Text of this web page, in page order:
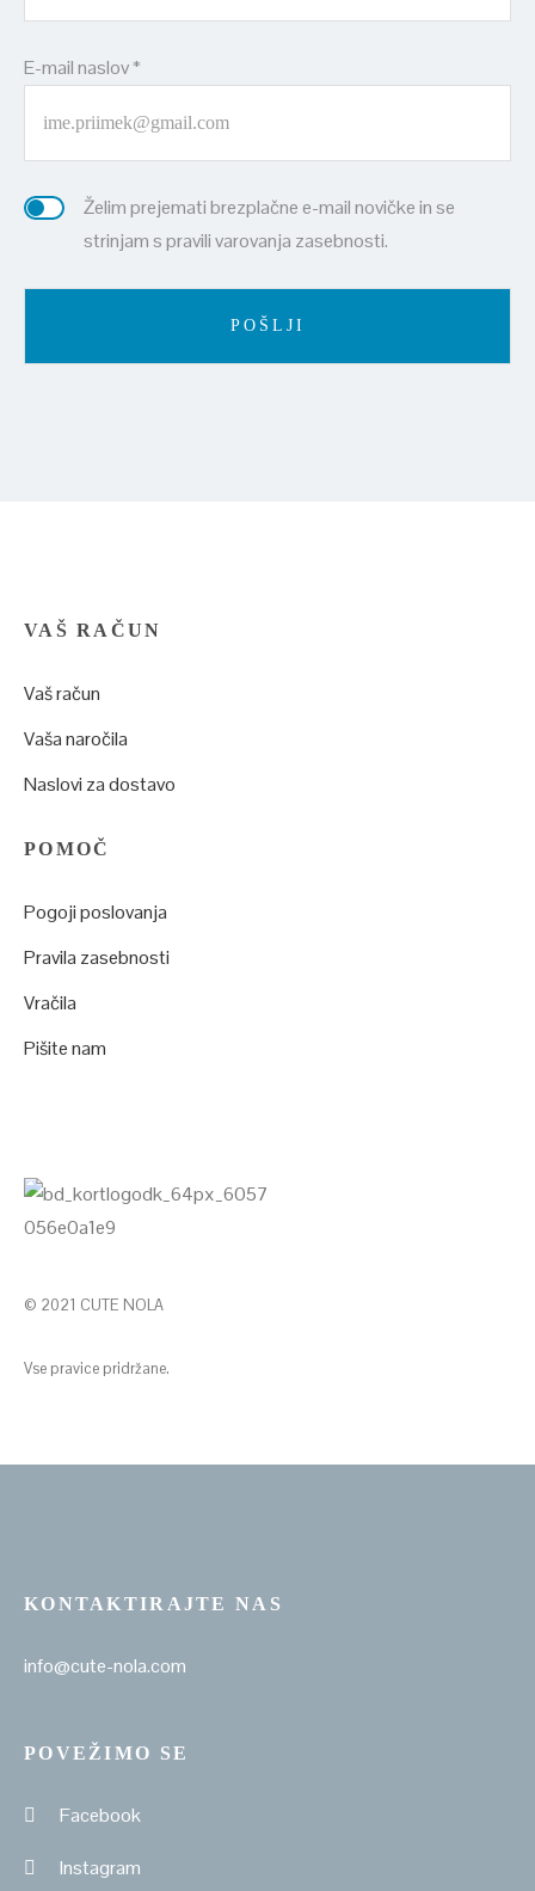
E-mail naslov *
Želim prejemati brezplačne e-mail novičke in se
strinjam s pravili varovanja zasebnosti.
VAŠ RAČUN
Vaš račun
Vaša naročila
Naslovi za dostavo
POMOČ
Pogoji poslovanja
Pravila zasebnosti
Vračila
Pišite nam
© 2021 CUTE NOLA
Vse pravice pridržane.
KONTAKTIRAJTE NAS
info@cute-nola.com
POVEŽIMO SE
Facebook
Instagram